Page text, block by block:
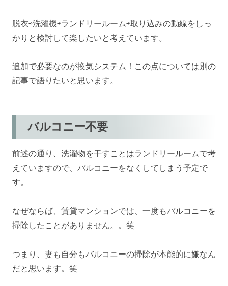
脱衣⇨洗濯機⇨ランドリールーム⇨取り込みの動線をしっ
かりと検討して楽したいと考えています。
追加で必要なのが換気システム！この点については別の
記事で語りたいと思います。
バルコニー不要
前述の通り、洗濯物を干すことはランドリールームで考
えていますので、バルコニーをなくしてしまう予定で
す。
なぜならば、賃貸マンションでは、一度もバルコニーを
掃除したことがありません。。笑
つまり、妻も自分もバルコニーの掃除が本能的に嫌なん
だと思います。笑